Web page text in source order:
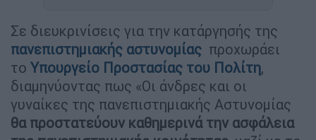
Σε διευκρινίσεις για την κατάργησής της
πανεπιστημιακής αστυνομίας προχωράει
το Υπουργείο Προστασίας του Πολίτη,
διαμηνύοντας πως «Οι άνδρες και οι
γυναίκες της πανεπιστημιακής Αστυνομίας
θα προστατεύουν καθημερινά την ασφάλεια